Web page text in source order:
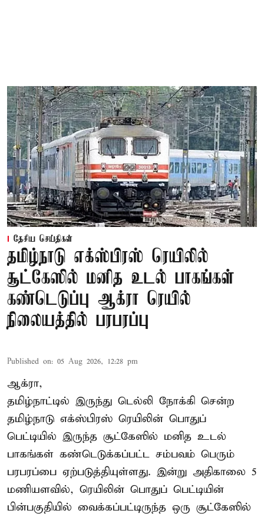
தேசிய செய்திகள்
தமிழ்நாடு எக்ஸ்பிரஸ் ரெயிலில்
சூட்கேஸில் மனித உடல் பாகங்கள்
கண்டெடுப்பு ஆக்ரா ரெயில்
நிலையத்தில் பரபரப்பு
Published on: 05 Aug 2026, 12:28 pm
ஆக்ரா,
தமிழ்நாட்டில் இருந்து டெல்லி நோக்கி சென்ற
தமிழ்நாடு எக்ஸ்பிரஸ் ரெயிலின் பொதுப்
பெட்டியில் இருந்த சூட்கேஸில் மனித உடல்
பாகங்கள் கண்டெடுக்கப்பட்ட சம்பவம் பெரும்
பரபரப்பை ஏற்படுத்தியுள்ளது. இன்று அதிகாலை 5
மணியளவில், ரெயிலின் பொதுப் பெட்டியின்
பின்பகுதியில் வைக்கப்பட்டிருந்த ஒரு சூட்கேஸில்